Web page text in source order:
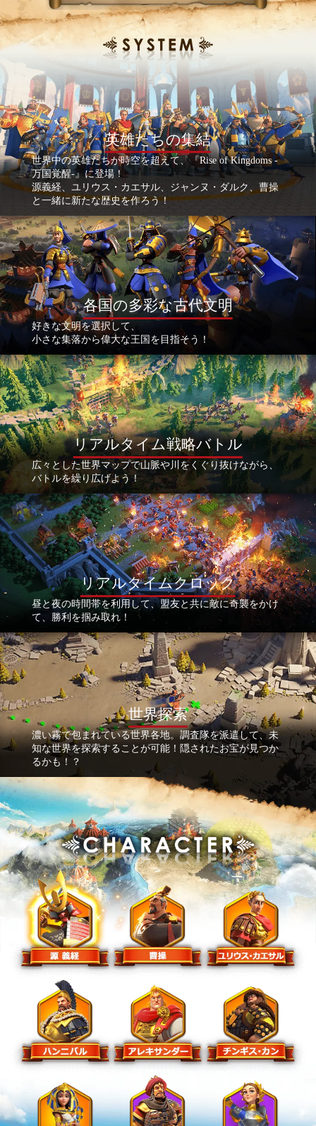
英雄たちの集結
世界中の英雄たちが時空を超えて、『Rise of Kingdoms -
万国覚醒-』に登場！
源義経、ユリウス・カエサル、ジャンヌ・ダルク、曹操
と一緒に新たな歴史を作ろう！
各国の多彩な古代文明
好きな文明を選択して、
小さな集落から偉大な王国を目指そう！
リアルタイム戦略バトル
広々とした世界マップで山脈や川をくぐり抜けながら、
バトルを繰り広げよう！
リアルタイムクロック
昼と夜の時間帯を利用して、盟友と共に敵に奇襲をかけ
て、勝利を掴み取れ！
世界探索
濃い霧で包まれている世界各地。調査隊を派遣して、未
知な世界を探索することが可能！隠されたお宝が見つか
るかも！？